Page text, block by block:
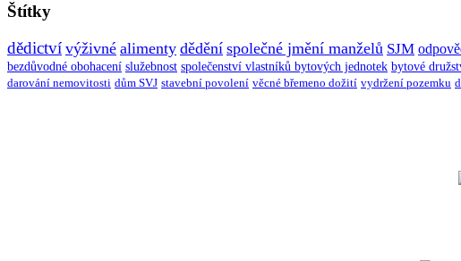
Štítky
dědictví výživné alimenty dědění společné jmění manželů SJM
bezdůvodné obohacení služebnost společenství vlastníků bytových jednotek bytové
darování nemovitosti dům SVJ stavební povolení věcné břemeno dožití vydržení pozemku